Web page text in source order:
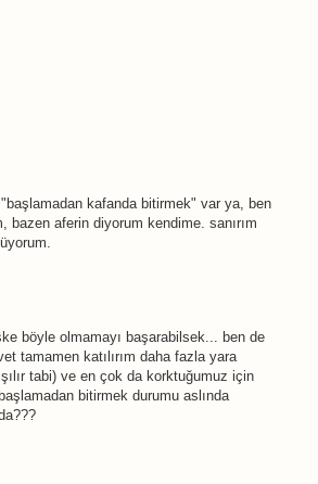
kafanda bitirmek" var ya, ben
aferin diyorum kendime. sanırım
böyle olmamayı başarabilsek... ben de
tamamen katılırım daha fazla yara
tabi) ve en çok da korktuğumuz için
bitirmek durumu aslında